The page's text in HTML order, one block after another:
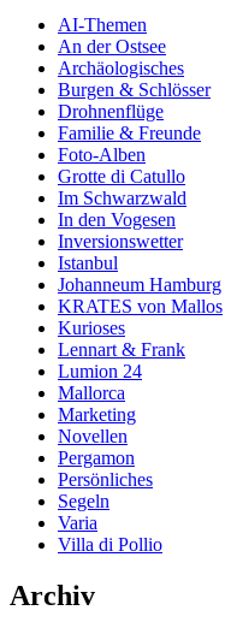
AI-Themen
An der Ostsee
Archäologisches
Burgen & Schlösser
Drohnenflüge
Familie & Freunde
Foto-Alben
Grotte di Catullo
Im Schwarzwald
In den Vogesen
Inversionswetter
Istanbul
Johanneum Hamburg
KRATES von Mallos
Kurioses
Lennart & Frank
Lumion 24
Mallorca
Marketing
Novellen
Pergamon
Persönliches
Segeln
Varia
Villa di Pollio
Archiv